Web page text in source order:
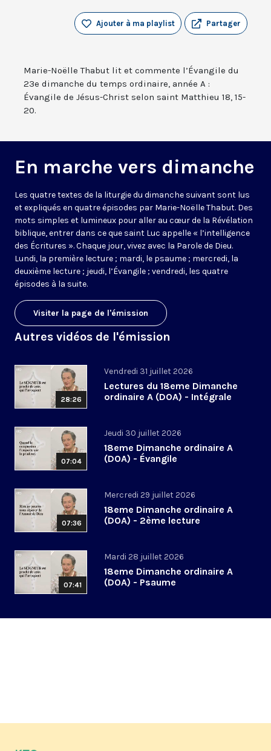
Partager
Ajouter à ma playlist
Marie-Noëlle Thabut lit et commente l’Évangile du
23e dimanche du temps ordinaire, année A :
Évangile de Jésus-Christ selon saint Matthieu 18, 15-
20.
En marche vers dimanche
Les quatre textes de la liturgie du dimanche suivant sont lus
et expliqués en quatre épisodes par Marie-Noëlle Thabut. Des
mots simples et lumineux pour aller au cœur de la Révélation
biblique, entrer dans ce que saint Luc appelle « l’intelligence
des Écritures ». Chaque jour, vivez avec la Parole de Dieu.
Lundi, la première lecture ; mardi, le psaume ; mercredi, la
deuxième lecture ; jeudi, l’Évangile ; vendredi, les quatre
épisodes à la suite.
Visiter la page de l'émission
Autres vidéos de l'émission
28:26
Vendredi 31 juillet 2026
Lectures du 18eme Dimanche
ordinaire A (DOA) - Intégrale
07:04
Jeudi 30 juillet 2026
18eme Dimanche ordinaire A
(DOA) - Évangile
07:36
Mercredi 29 juillet 2026
18eme Dimanche ordinaire A
(DOA) - 2ème lecture
07:41
Mardi 28 juillet 2026
18eme Dimanche ordinaire A
(DOA) - Psaume